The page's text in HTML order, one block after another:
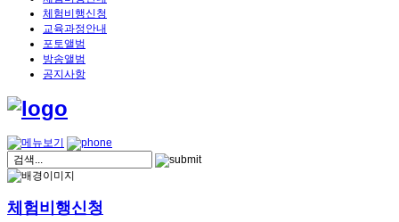
체험비행신청
교육과정안내
포토앨범
방송앨범
공지사항
체험비행신청